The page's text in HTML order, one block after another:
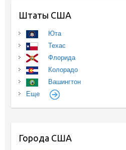
Штаты США
Юта
Техас
Флорида
Колорадо
Вашингтон
Еще
Города США